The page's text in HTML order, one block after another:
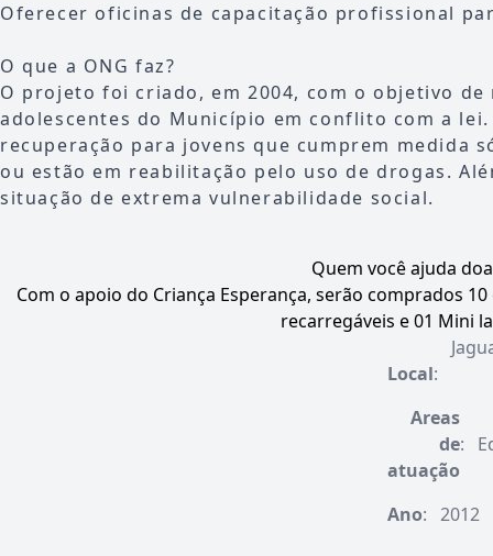
Oferecer oficinas de capacitação profissional
O que a ONG faz?
O projeto foi criado, em 2004, com o objetivo
adolescentes do Município em conflito com a
recuperação para jovens que cumprem medida
ou estão em reabilitação pelo uso de drogas.
situação de extrema vulnerabilidade social.
Quem você ajuda
Com o apoio do Criança Esperança, serão comprados
recarregáveis e 01 Mini
Local:
Areas
de
atuação
:
Ano: 2012